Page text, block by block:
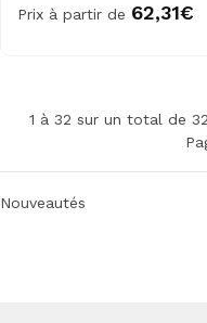
Nouveautés
Prix à partir de 62,31€
1 à 32 sur un total de